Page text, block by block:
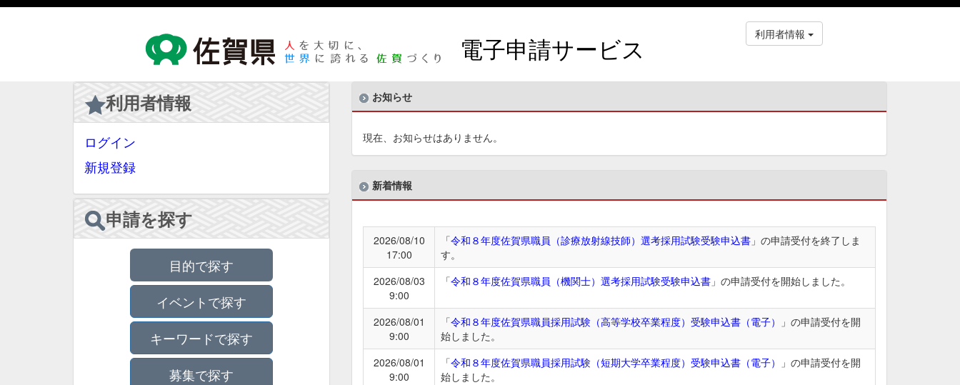
電子申請サービス
利用者情報
利用者情報
ログイン
新規登録
申請を探す
目的で探す
イベントで探す
キーワードで探す
募集で探す
お知らせ
現在、お知らせはありません。
新着情報
2026/08/10
17:00
「令和８年度佐賀県職員（診療放射線技師）選考採用試験受験申込書 」の申請受付を終了しま
す。
2026/08/03
9:00
「令和８年度佐賀県職員（機関士）選考採用試験受験申込書 」の申請受付を開始しました。
2026/08/01
9:00
「令和８年度佐賀県職員採用試験（高等学校卒業程度）受験申込書（電子）
」の申請受付を開
始しました。
2026/08/01
9:00
「令和８年度佐賀県職員採用試験（短期大学卒業程度）受験申込書（電子）
」の申請受付を開
始しました。